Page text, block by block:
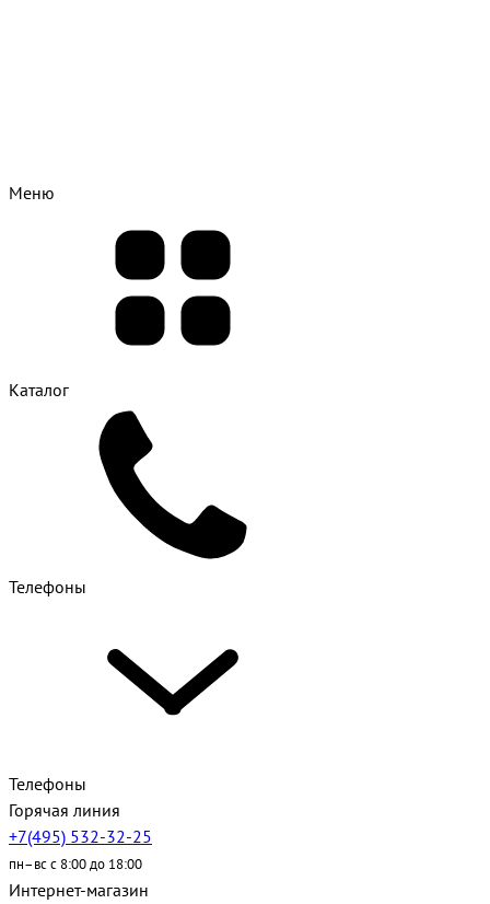
Меню
Каталог
Телефоны
Телефоны
Горячая линия
+7(495) 532-32-25
пн–вс с 8:00 до 18:00
Интернет-магазин